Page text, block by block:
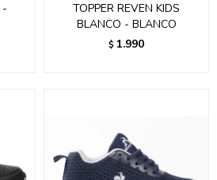
-
TOPPER REVEN KIDS
BLANCO - BLANCO
$ 1.990